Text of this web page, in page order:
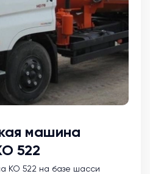
машина
522
KO 522 на базе шасси